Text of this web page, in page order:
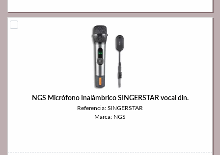
NGS Micrófono Inalámbrico SINGERSTAR vocal din.
Referencia: SINGERSTAR
Marca: NGS